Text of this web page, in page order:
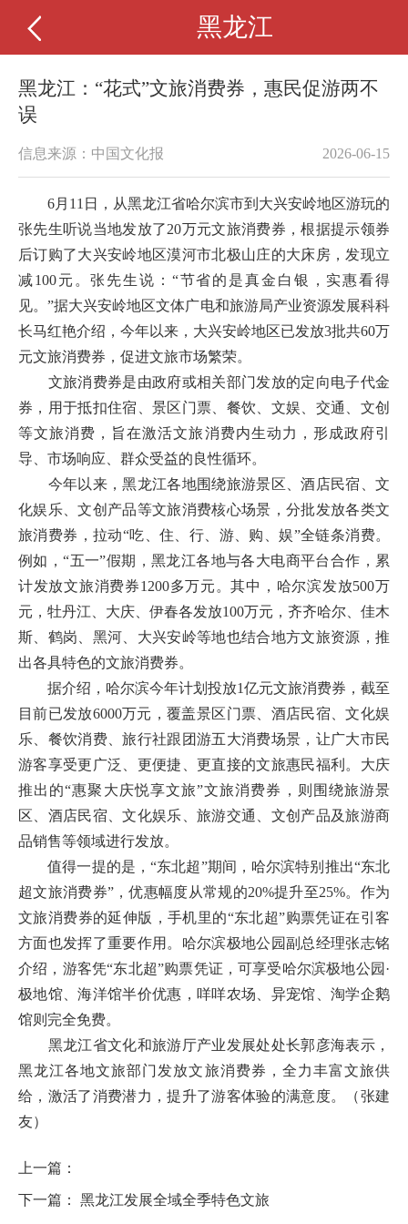
黑龙江
黑龙江：“花式”文旅消费券，惠民促游两不
误
信息来源：中国文化报 2026-06-15
6月11日，从黑龙江省哈尔滨市到大兴安岭地区游玩的
张先生听说当地发放了20万元文旅消费券，根据提示领券
后订购了大兴安岭地区漠河市北极山庄的大床房，发现立
减100元。张先生说：“节省的是真金白银，实惠看得
见。”据大兴安岭地区文体广电和旅游局产业资源发展科科
长马红艳介绍，今年以来，大兴安岭地区已发放3批共60万
元文旅消费券，促进文旅市场繁荣。
文旅消费券是由政府或相关部门发放的定向电子代金
券，用于抵扣住宿、景区门票、餐饮、文娱、交通、文创
等文旅消费，旨在激活文旅消费内生动力，形成政府引
导、市场响应、群众受益的良性循环。
今年以来，黑龙江各地围绕旅游景区、酒店民宿、文
化娱乐、文创产品等文旅消费核心场景，分批发放各类文
旅消费券，拉动“吃、住、行、游、购、娱”全链条消费。
例如，“五一”假期，黑龙江各地与各大电商平台合作，累
计发放文旅消费券1200多万元。其中，哈尔滨发放500万
元，牡丹江、大庆、伊春各发放100万元，齐齐哈尔、佳木
斯、鹤岗、黑河、大兴安岭等地也结合地方文旅资源，推
出各具特色的文旅消费券。
据介绍，哈尔滨今年计划投放1亿元文旅消费券，截至
目前已发放6000万元，覆盖景区门票、酒店民宿、文化娱
乐、餐饮消费、旅行社跟团游五大消费场景，让广大市民
游客享受更广泛、更便捷、更直接的文旅惠民福利。大庆
推出的“惠聚大庆悦享文旅”文旅消费券，则围绕旅游景
区、酒店民宿、文化娱乐、旅游交通、文创产品及旅游商
品销售等领域进行发放。
值得一提的是，“东北超”期间，哈尔滨特别推出“东北
超文旅消费券”，优惠幅度从常规的20%提升至25%。作为
文旅消费券的延伸版，手机里的“东北超”购票凭证在引客
方面也发挥了重要作用。哈尔滨极地公园副总经理张志铭
介绍，游客凭“东北超”购票凭证，可享受哈尔滨极地公园·
极地馆、海洋馆半价优惠，咩咩农场、异宠馆、淘学企鹅
馆则完全免费。
黑龙江省文化和旅游厅产业发展处处长郭彦海表示，
黑龙江各地文旅部门发放文旅消费券，全力丰富文旅供
给，激活了消费潜力，提升了游客体验的满意度。（张建
友）
上一篇：
下一篇： 黑龙江发展全域全季特色文旅